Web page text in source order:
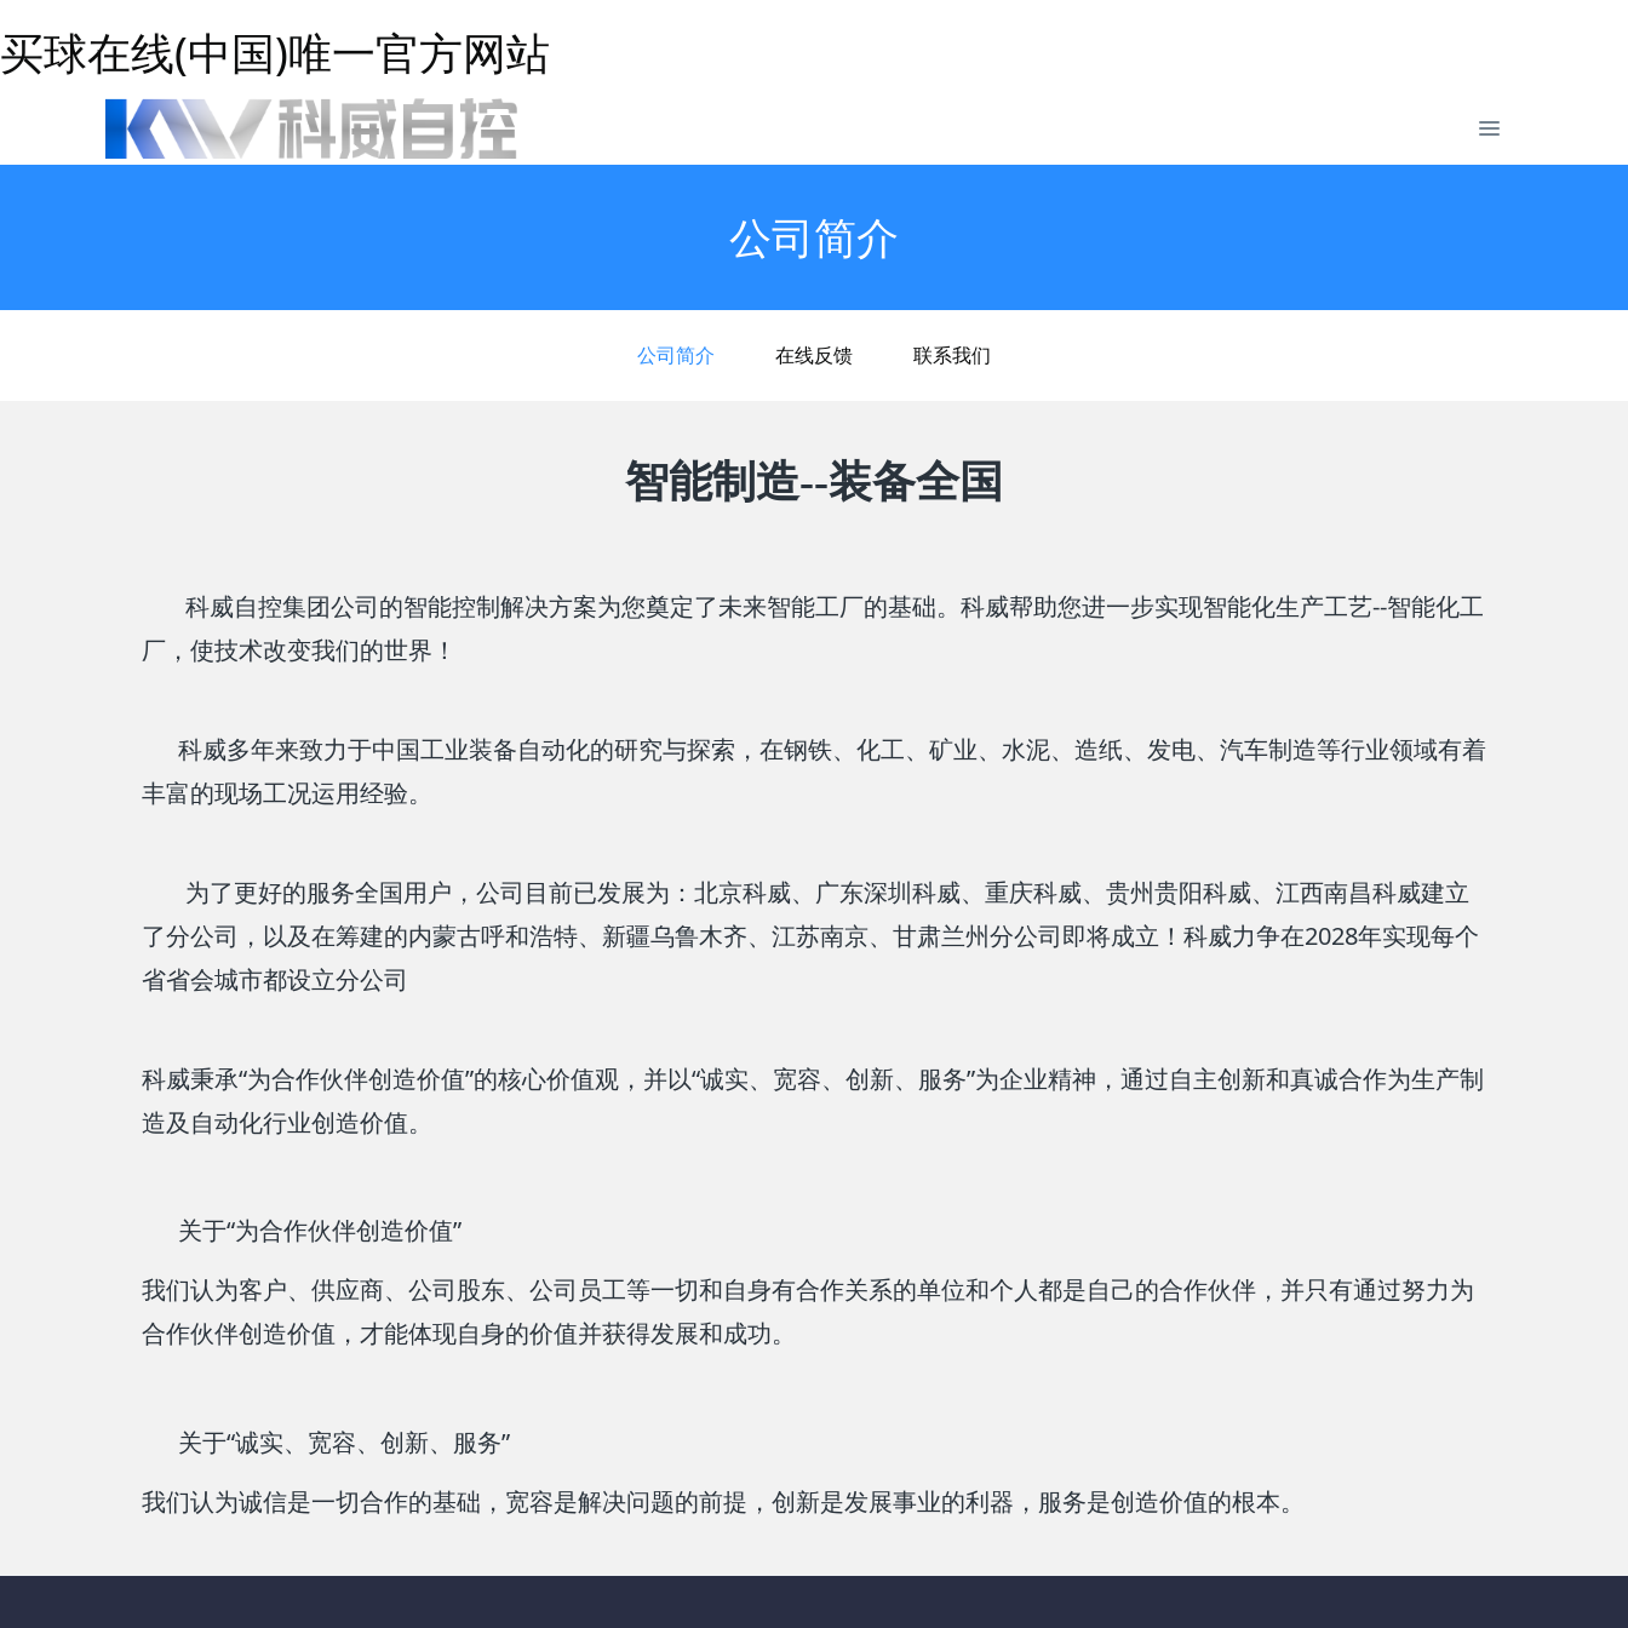
买球在线(中国)唯一官方网站
公司简介
公司简介 在线反馈 联系我们
智能制造--装备全国
科威自控集团公司的智能控制解决方案为您奠定了未来智能工厂的基础。科威帮助您进一步实现智能化生产工艺--智能化工
厂，使技术改变我们的世界！
科威多年来致力于中国工业装备自动化的研究与探索，在钢铁、化工、矿业、水泥、造纸、发电、汽车制造等行业领域有着
丰富的现场工况运用经验。
为了更好的服务全国用户，公司目前已发展为：北京科威、广东深圳科威、重庆科威、贵州贵阳科威、江西南昌科威建立
了分公司，以及在筹建的内蒙古呼和浩特、新疆乌鲁木齐、江苏南京、甘肃兰州分公司即将成立！科威力争在2028年实现每个
省省会城市都设立分公司
科威秉承“为合作伙伴创造价值”的核心价值观，并以“诚实、宽容、创新、服务”为企业精神，通过自主创新和真诚合作为生产制
造及自动化行业创造价值。
关于“为合作伙伴创造价值”
我们认为客户、供应商、公司股东、公司员工等一切和自身有合作关系的单位和个人都是自己的合作伙伴，并只有通过努力为
合作伙伴创造价值，才能体现自身的价值并获得发展和成功。
关于“诚实、宽容、创新、服务”
我们认为诚信是一切合作的基础，宽容是解决问题的前提，创新是发展事业的利器，服务是创造价值的根本。